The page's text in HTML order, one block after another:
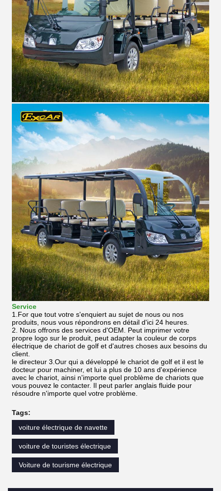
Service
1.For que tout votre s'enquiert au sujet de nous ou nos
produits, nous vous répondrons en détail d'ici 24 heures.
2. Nous offrons des services d'OEM. Peut imprimer votre
propre logo sur le produit, peut adapter la couleur de corps
électrique de chariot de golf et d'autres choses aux besoins du
client.
le directeur 3.Our qui a développé le chariot de golf et il est le
docteur pour machiner, et lui a plus de 10 ans d'expérience
avec le chariot, ainsi n'importe quel problème de chariots que
vous pouvez le contacter. Il peut parler anglais fluide pour
résoudre n'importe quel votre problème.
Tags:
voiture électrique de navette
voiture de touristes électrique
Voiture de tourisme électrique